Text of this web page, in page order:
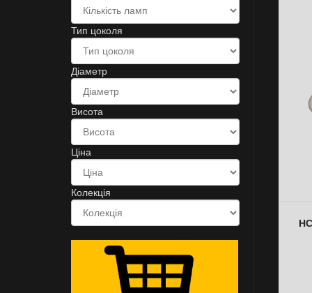
Тип цоколя
Діаметр
Висота
Ціна
Колекція